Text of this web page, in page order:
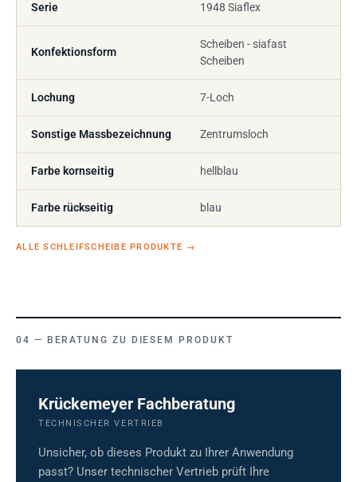
Serie 1948 Siaflex
Konfektionsform
Scheiben - siafast
Scheiben
Lochung 7-Loch
Sonstige Massbezeichnung Zentrumsloch
Farbe kornseitig hellblau
Farbe rückseitig blau
ALLE SCHLEIFSCHEIBE PRODUKTE →
BERATUNG ZU DIESEM PRODUKT
Krückemeyer Fachberatung
TECHNISCHER VERTRIEB
Unsicher, ob dieses Produkt zu Ihrer Anwendung
passt? Unser technischer Vertrieb prüft Ihre